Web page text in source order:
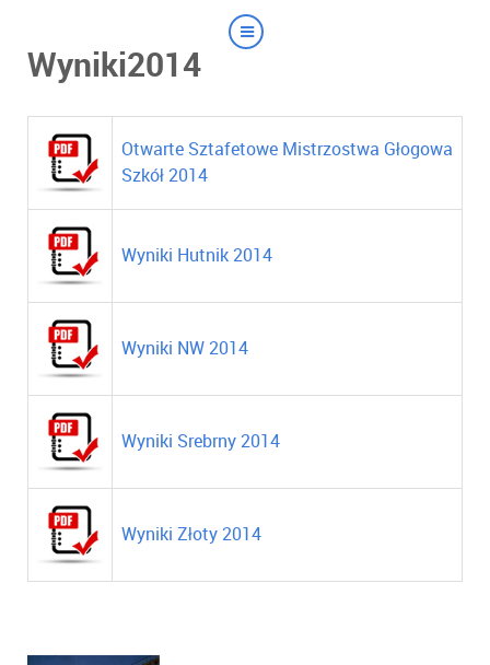
Wyniki2014
Otwarte Sztafetowe Mistrzostwa Głogowa
Szkół 2014
Wyniki Hutnik 2014
Wyniki NW 2014
Wyniki Srebrny 2014
Wyniki Złoty 2014